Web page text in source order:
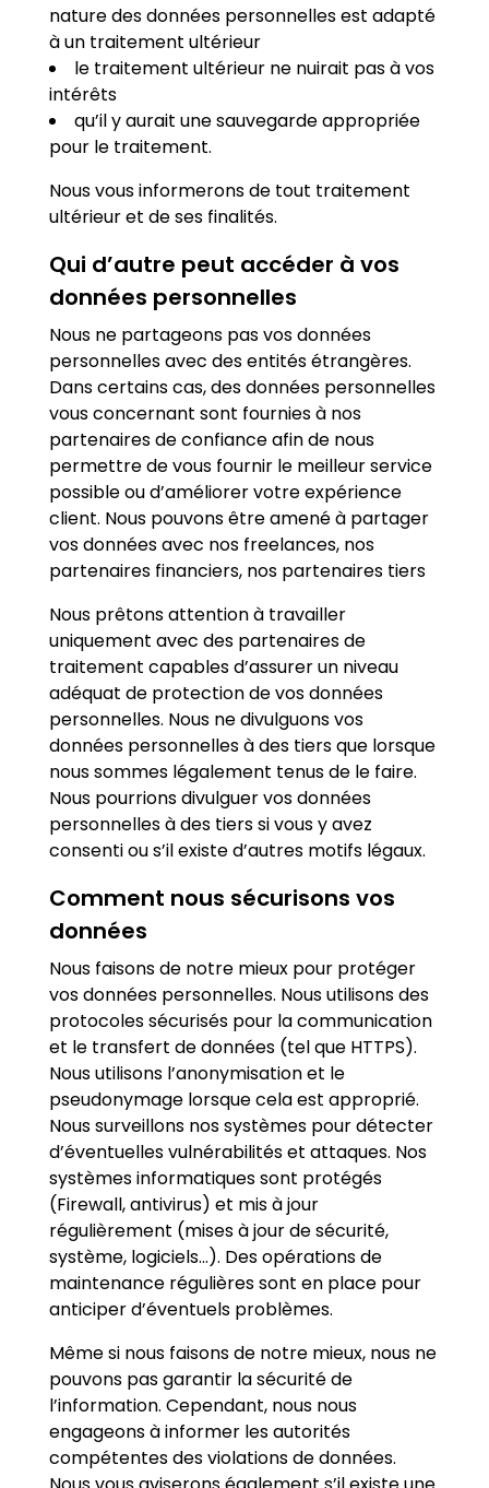
nature des données personnelles est adapté
à un traitement ultérieur
le traitement ultérieur ne nuirait pas à vos
intérêts
qu’il y aurait une sauvegarde appropriée
pour le traitement.
Nous vous informerons de tout traitement
ultérieur et de ses finalités.
Qui d’autre peut accéder à vos
données personnelles
Nous ne partageons pas vos données
personnelles avec des entités étrangères.
Dans certains cas, des données personnelles
vous concernant sont fournies à nos
partenaires de confiance afin de nous
permettre de vous fournir le meilleur service
possible ou d’améliorer votre expérience
client. Nous pouvons être amené à partager
vos données avec nos freelances, nos
partenaires financiers, nos partenaires tiers
Nous prêtons attention à travailler
uniquement avec des partenaires de
traitement capables d’assurer un niveau
adéquat de protection de vos données
personnelles. Nous ne divulguons vos
données personnelles à des tiers que lorsque
nous sommes légalement tenus de le faire.
Nous pourrions divulguer vos données
personnelles à des tiers si vous y avez
consenti ou s’il existe d’autres motifs légaux.
Comment nous sécurisons vos
données
Nous faisons de notre mieux pour protéger
vos données personnelles. Nous utilisons des
protocoles sécurisés pour la communication
et le transfert de données (tel que HTTPS).
Nous utilisons l’anonymisation et le
pseudonymage lorsque cela est approprié.
Nous surveillons nos systèmes pour détecter
d’éventuelles vulnérabilités et attaques. Nos
systèmes informatiques sont protégés
(Firewall, antivirus) et mis à jour
régulièrement (mises à jour de sécurité,
système, logiciels…). Des opérations de
maintenance régulières sont en place pour
anticiper d’éventuels problèmes.
Même si nous faisons de notre mieux, nous ne
pouvons pas garantir la sécurité de
l’information. Cependant, nous nous
engageons à informer les autorités
compétentes des violations de données.